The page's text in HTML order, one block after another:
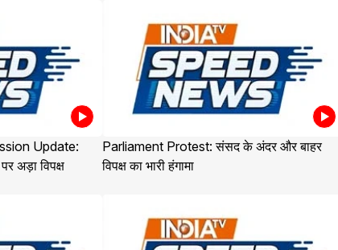
Update:
अड़ा विपक्ष
Parliament Protest: संसद के अंदर और बाहर
विपक्ष का भारी हंगामा